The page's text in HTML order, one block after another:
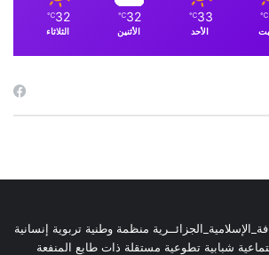
℃
33
℃
الأحد
32
℃
الأثنين
32
℃
الثلاثاء
منظمة وطنية تربوية إنسانية
شبابية تطوعية مستقلة ذات طابع المنفعة